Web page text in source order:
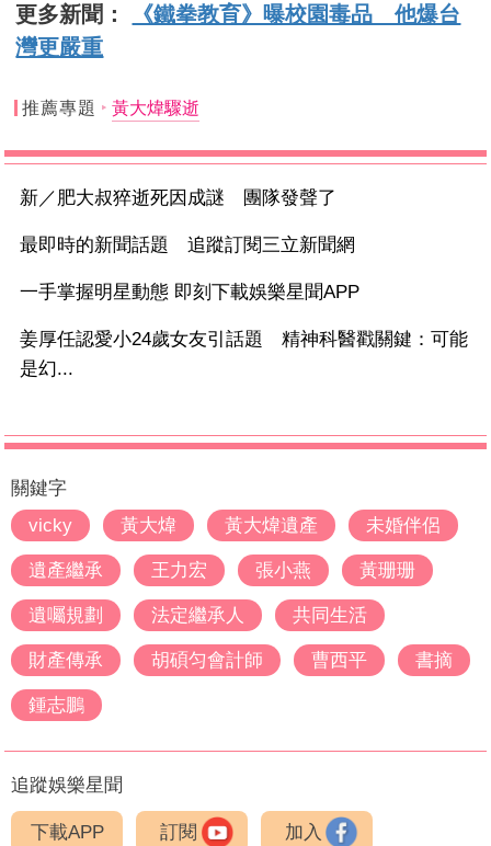
更多新聞：
《鐵拳教育》曝校園毒品 他爆台
灣更嚴重
推薦專題 黃大煒驟逝
新／肥大叔猝逝死因成謎 團隊發聲了
最即時的新聞話題 追蹤訂閱三立新聞網
一手掌握明星動態 即刻下載娛樂星聞APP
姜厚任認愛小24歲女友引話題 精神科醫戳關鍵：可能
是幻...
關鍵字
vicky
黃大煒 黃大煒遺產 未婚伴侶
遺產繼承 王力宏 張小燕 黃珊珊
遺囑規劃 法定繼承人 共同生活
財產傳承 胡碩匀會計師 曹西平 書摘
鍾志鵬
追蹤娛樂星聞
下載APP 訂閱 加入